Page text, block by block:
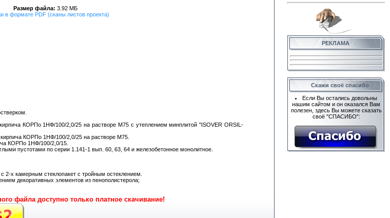
Размер файла: 3.92 МБ
в формате PDF (сканы листов проекта)
КОРПо 1НФ/100/2,0/25 на растворе М75 с утеплением минплитой "ISOVER ORSIL-
КОРПо 1НФ/100/2,0/25 на растворе М75.
КОРПо 1НФ/100/2,0/15.
пустотами по серии 1.141-1 вып. 60, 63, 64 и железобетонное монолитное.
2-х камерным стеклопакет с тройным остеклением.
декоративных элементов из пенополистерола;
файла доступно только платное скачивание!
РЕКЛАМА
Скажи своё спасибо
Если Вы остались довольны
нашим сайтом и он оказался Вам
полезен, здесь Вы можете сказать
своё "СПАСИБО":